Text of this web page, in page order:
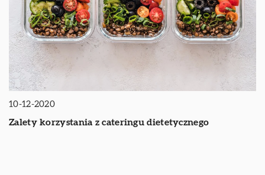
10-12-2020
Zalety korzystania z cateringu dietetycznego